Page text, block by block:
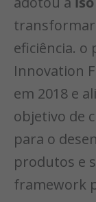
transformar
eficiência. o
Innovation
em 2018 e
objetivo de
para o
produtos e
framework